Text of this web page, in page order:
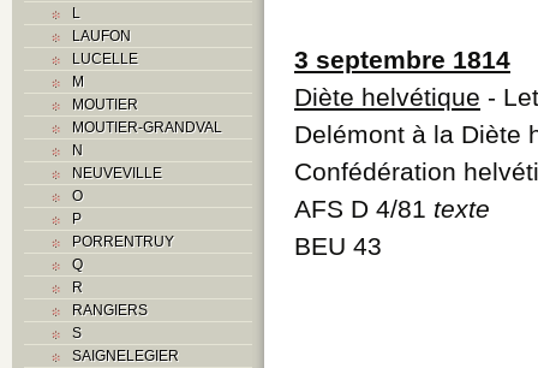
M
Monuments historiques
P
Problème jurassien
R
T
Z
L
LAUFON
LUCELLE
M
MOUTIER
MOUTIER-GRANDVAL
N
NEUVEVILLE
O
P
PORRENTRUY
Q
R
RANGIERS
S
SAIGNELEGIER
3 septembre 1814
Diète helvétique -
Delémont à la Diète
Confédération
AFS D 4/81 texte
BEU 43